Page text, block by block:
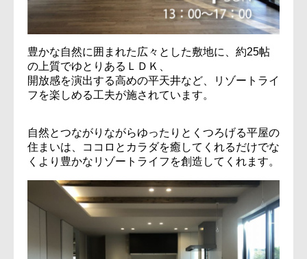
豊かな自然に囲まれた広々とした敷地に、約25帖
の上質でゆとりあるＬＤＫ、
開放感を演出する高めの平天井など、リゾートライ
フを楽しめる工夫が施されています。
自然とつながりながらゆったりとくつろげる平屋の
住まいは、ココロとカラダを癒してくれるだけでな
くより豊かなリゾートライフを創造してくれます。